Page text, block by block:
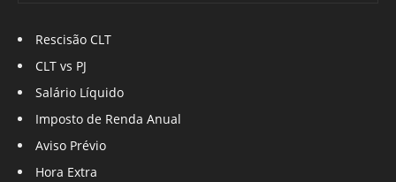
Rescisão CLT
CLT vs PJ
Salário Líquido
Imposto de Renda Anual
Aviso Prévio
Hora Extra